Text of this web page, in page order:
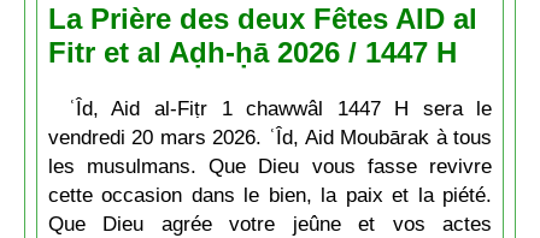
La Prière des deux Fêtes AID al
Fitr et al Aḍh-ḥā 2026 / 1447 H
ʿÎd, Aid al-Fiṭr 1 chawwâl 1447 H sera le
vendredi 20 mars 2026. ʿÎd, Aid Moubārak à tous
les musulmans. Que Dieu vous fasse revivre
cette occasion dans le bien, la paix et la piété.
Que Dieu agrée votre jeûne et vos actes